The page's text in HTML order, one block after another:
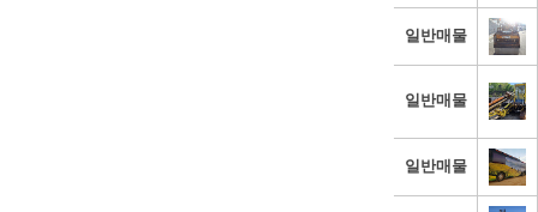
일반매물
일반매물
일반매물